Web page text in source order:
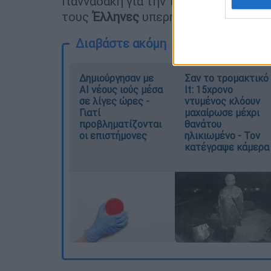
τους Έλληνες υπερήφανους!»
Διαβάστε ακόμη
Δημιούργησαν με
AI νέους ιούς μέσα
σε λίγες ώρες -
Γιατί
προβληματίζονται
οι επιστήμονες
Σαν το τρομακτικό
It: 15χρονο
ντυμένος κλόουν
μαχαίρωσε μέχρι
θανάτου
ηλικιωμένο - Τον
κατέγραψε κάμερα